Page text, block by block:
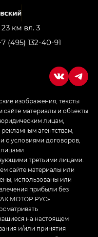
км вл. 3
(495) 132-40-91
изображения, тексты
материалы и объекты
лицам,
агентствам,
с условиями договоров,
третьими лицами.
сайте материалы или
использованы или
прибыли без
МОТОР РУС»
на настоящем
и/или принятия